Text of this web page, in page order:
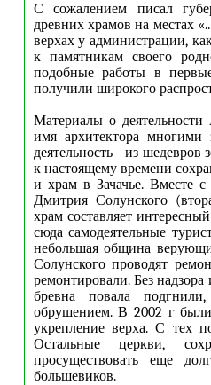
С сожалением писал
древних храмов на местах
верхах у администрации,
к памятникам своего
подобные работы в
получили широкого
Материалы о
имя архитектора многими
деятельность - из шедевров
к настоящему времени
и храм в Зачачье. Вместе
Дмитрия Солунского
храм составляет
сюда самодеятельные
небольшая община
Солунского проводят
ремонтировали. Без надзора
бревна повала
обрушением. В 2002 г
укрепление верха. С тех
Остальные церкви,
просуществовать еще
большевиков.